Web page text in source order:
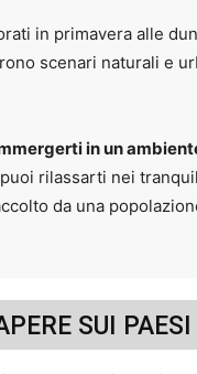
in primavera alle
scenari naturali e
in un
rilassarti nei
da una
SUI